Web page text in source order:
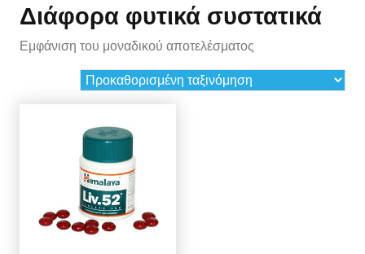
Διάφορα φυτικά συστατικά
Εμφάνιση του μοναδικού αποτελέσματος